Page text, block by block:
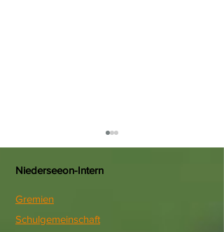
Niederseeon-Intern
Gremien
Schulgemeinschaft